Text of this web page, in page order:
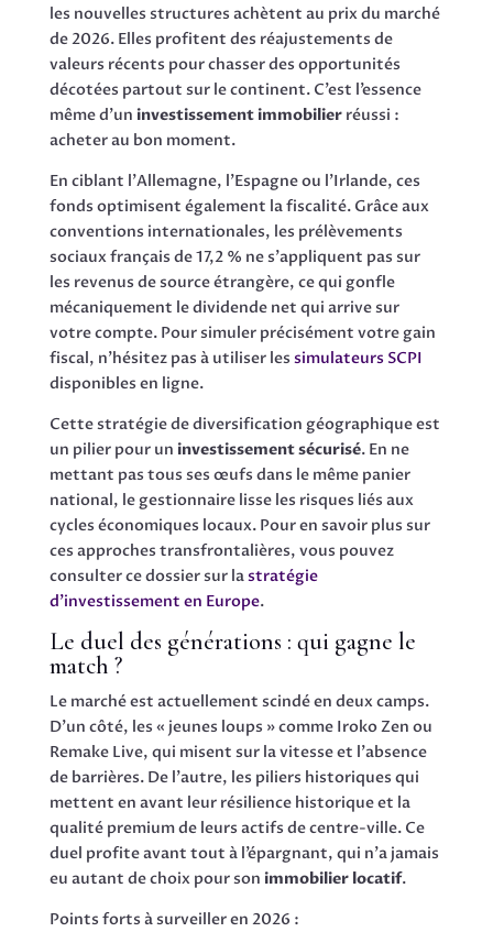
les nouvelles structures achètent au prix du marché
de 2026. Elles profitent des réajustements de
valeurs récents pour chasser des opportunités
décotées partout sur le continent. C’est l’essence
même d’un investissement immobilierréussi :
acheter au bon moment.
En ciblant l’Allemagne, l’Espagne ou l’Irlande, ces
fonds optimisent également la fiscalité. Grâce aux
conventions internationales, les prélèvements
sociaux français de 17,2 % ne s’appliquent pas sur
les revenus de source étrangère, ce qui gonfle
mécaniquement le dividende net qui arrive sur
votre compte. Pour simuler précisément votre gain
fiscal, n’hésitez pas à utiliser les simulateurs SCPI
disponibles en ligne.
Cette stratégie de diversification géographique est
un pilier pour un investissement sécurisé. En ne
mettant pas tous ses œufs dans le même panier
national, le gestionnaire lisse les risques liés aux
cycles économiques locaux. Pour en savoir plus sur
ces approches transfrontalières, vous pouvez
consulter ce dossier sur lastratégie
d’investissement en Europe.
Le duel des générations : qui gagne le
match ?
Le marché est actuellement scindé en deux camps.
D’un côté, les « jeunes loups » comme Iroko Zen ou
Remake Live, qui misent sur la vitesse et l’absence
de barrières. De l’autre, les piliers historiques qui
mettent en avant leur résilience historique et la
qualité premium de leurs actifs de centre-ville. Ce
duel profite avant tout à l’épargnant, qui n’a jamais
eu autant de choix pour son immobilier locatif.
Points forts à surveiller en 2026 :